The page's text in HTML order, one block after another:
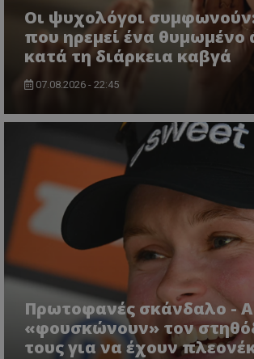
Οι ψυχολόγοι
που ηρεμεί ένα θυμωμένο
κατά τη διάρκεια καβγά
07.08.2026 - 22:45
Πρωτοφανές σκάνδαλο -
«φουσκώνουν» τον
τους για να έχουν